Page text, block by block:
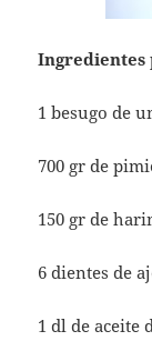
Ingredientes
1 besugo de
700 gr de
150 gr de
6 dientes de
1 dl de aceite